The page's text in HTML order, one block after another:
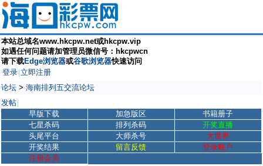
本站总域名www.hkcpw.net或hkcpw.vip
如遇任何问题请加管理员微信号：hkcpwcn
请下载Edge浏览器或谷歌浏览器快速访问
登录 立即注册
论坛 > 海南排列五交流论坛
发帖
早版下载 加急版区
书籍册子
七星杀码
排列杀码
开奖直播
头尾平台
大师杀号
大世界
开奖结果
留言反馈
登录账户
注册会员